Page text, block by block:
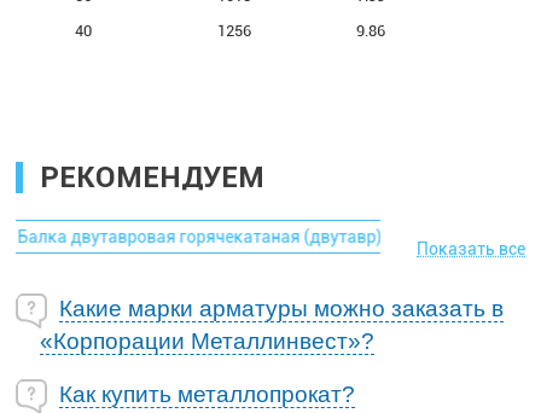
40
1256 9.86
РЕКОМЕНДУЕМ
Балка двутавровая горячекатаная (двутавр)
Показать все
Какие марки арматуры можно заказать в
«Корпорации Металлинвест»?
Как купить металлопрокат?